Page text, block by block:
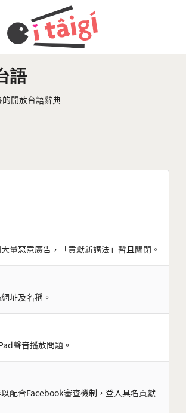
語
開放台語辭典
量惡意廣告，「貢獻新講法」暫且關閉。
址及名稱。
聲音播放問題。
配合Facebook審查機制，登入具名貢獻